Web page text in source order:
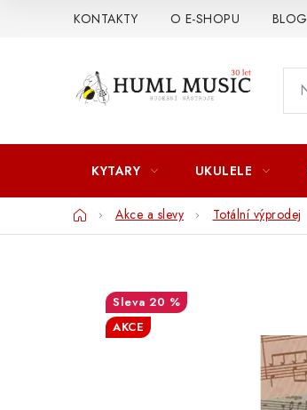
KONTAKTY O E-SHOPU BLOG
KYTARY UKULELE
DomůAkce a slevy Totální výprodej
20 %
AKCE